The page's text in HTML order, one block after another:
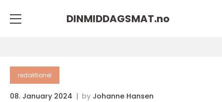
DINMIDDAGSMAT.no
redaktionel
08. January 2024 by Johanne Hansen